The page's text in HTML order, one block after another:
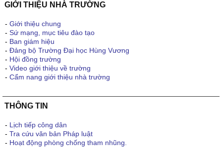
GIỚI THIỆU NHÀ TRƯỜNG
- Giới thiệu chung
- Sứ mạng, mục tiêu đào tạo
- Ban giám hiệu
- Đảng bộ Trường Đại học Hùng Vương
- Hội đồng trường
- Video giới thiệu về trường
- Cẩm nang giới thiệu nhà trường
THÔNG TIN
- Lịch tiếp công dân
- Tra cứu văn bản Pháp luật
- Hoạt động phòng chống tham nhũng.